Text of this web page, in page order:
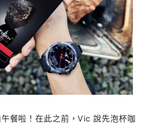
餐啦！在此之前，Vic 說先泡杯咖